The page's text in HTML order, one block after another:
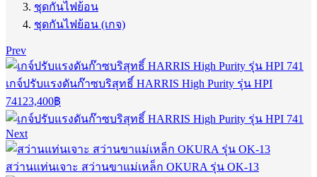
ชุดกันไฟย้อน
ชุดกันไฟย้อน (เกจ)
Prev
เกจ์ปรับแรงดันก๊าซบริสุทธิ์ HARRIS High Purity รุ่น HPI
741 23,400฿
Next
สว่านแท่นเจาะ สว่านขาแม่เหล็ก OKURA รุ่น OK-13